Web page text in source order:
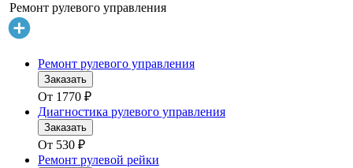
Ремонт рулевого управления
Ремонт рулевого управления
Заказать
От 1770 ₽
Диагностика рулевого управления
Заказать
От 530 ₽
Ремонт рулевой рейки